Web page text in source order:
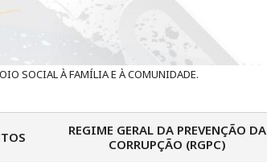
SOCIAL À FAMÍLIA E À COMUNIDADE.
REGIME GERAL DA PREVENÇÃO DA
CORRUPÇÃO (RGPC)